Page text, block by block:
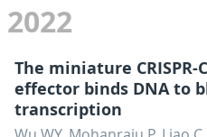
2022
The miniature CRISPR-
effector binds DNA to
transcription